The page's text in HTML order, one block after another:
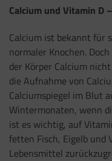
Calcium und Vitamin D
Calcium ist bekannt für
normaler Knochen.
der Körper Calcium
die Aufnahme von
Calciumspiegel im Blut
Wintermonaten, wenn
ist es wichtig, auf
fetten Fisch, Eigelb und
Lebensmittel